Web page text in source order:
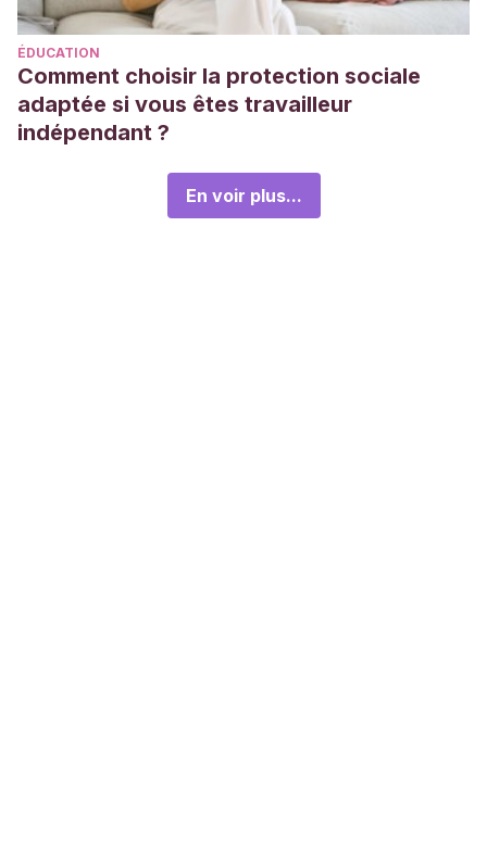
ÉDUCATION
Comment choisir la protection sociale
adaptée si vous êtes travailleur
indépendant ?
En voir plus...